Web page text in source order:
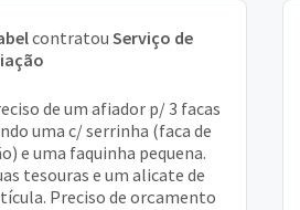
contratou Serviço de
de um afiador p/ 3 facas
uma c/ serrinha (faca de
e uma faquinha pequena.
tesouras e um alicate de
Preciso de orçamento